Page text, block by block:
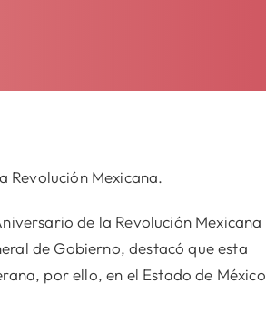
Revolución Mexicana.
de la Revolución Mexicana
de Gobierno, destacó que esta
por ello, en el Estado de México